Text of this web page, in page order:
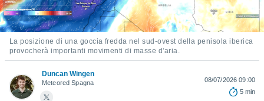
a
clic sul
La posizione di una goccia fredda nel sud-ovest della penisola iberica
provocherà importanti movimenti di masse d'aria.
Duncan Wingen
Meteored Spagna
08/07/2026 09:00
5 min